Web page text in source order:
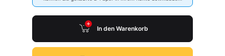
In den Warenkorb